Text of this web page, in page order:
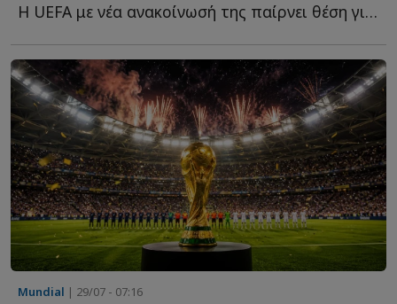
Η UEFA με νέα ανακοίνωσή της παίρνει θέση για τη διορία π...
Mundial | 29/07 - 07:16